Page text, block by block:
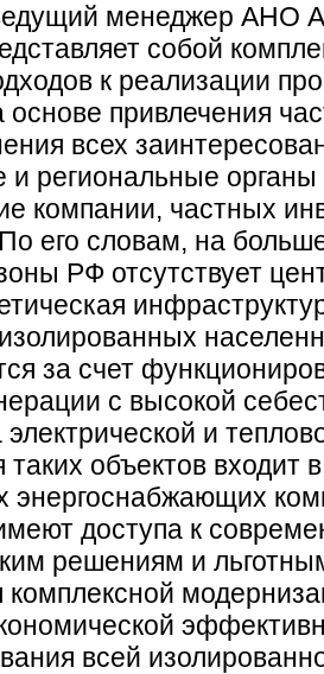
менеджер АНО
собой
к реализации
основе привлечения
всех
региональные органы
компании, частных
его словам, на
РФ отсутствует
за счет
с высокой
электрической и
таких объектов входит
энергоснабжающих
доступа к
решениям и
всей